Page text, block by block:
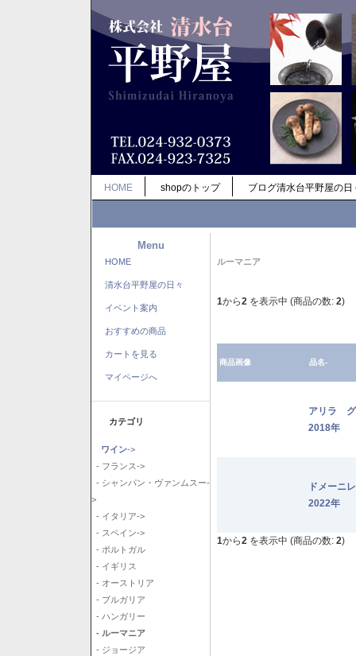
HOME shopのトップ ブログ清水台平野屋の日
Menu
HOME
清水台平野屋の日々
イベント案内
おすすめの商品
カートを見る
マイページへ
カテゴリ
ワイン->
- フランス->
- シャンパン・ヴァンムスー-
>
- イタリア->
- スペイン->
- ポルトガル
- イギリス
- オーストリア
- ブルガリア
- ハンガリー
- ルーマニア
- ジョージア
ルーマニア
1から2 を表示中 (商品の数: 2)
商品画像 品名-
アリラ
2018年
ドメー
2022年
1から2 を表示中 (商品の数: 2)